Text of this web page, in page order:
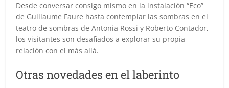
Desde conversar consigo mismo en la instalación “Eco”
de Guillaume Faure hasta contemplar las sombras en el
teatro de sombras de Antonia Rossi y Roberto Contador,
los visitantes son desafiados a explorar su propia
relación con el más allá.
Otras novedades en el laberinto